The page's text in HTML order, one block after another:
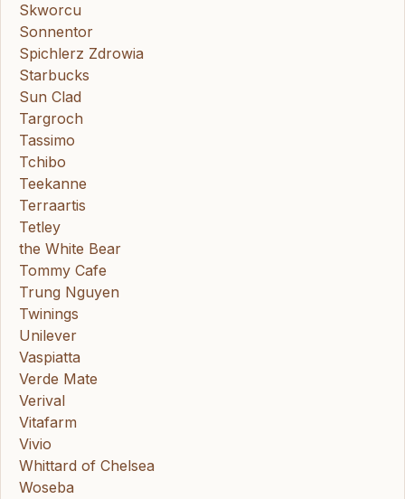
Skworcu
Sonnentor
Spichlerz Zdrowia
Starbucks
Sun Clad
Targroch
Tassimo
Tchibo
Teekanne
Terraartis
Tetley
the White Bear
Tommy Cafe
Trung Nguyen
Twinings
Unilever
Vaspiatta
Verde Mate
Verival
Vitafarm
Vivio
Whittard of Chelsea
Woseba